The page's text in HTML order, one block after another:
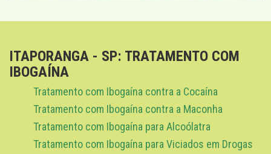
ITAPORANGA - SP: TRATAMENTO COM
IBOGAÍNA
Tratamento com Ibogaína contra a Cocaína
Tratamento com Ibogaína contra a Maconha
Tratamento com Ibogaína para Alcoólatra
Tratamento com Ibogaína para Viciados em Drogas